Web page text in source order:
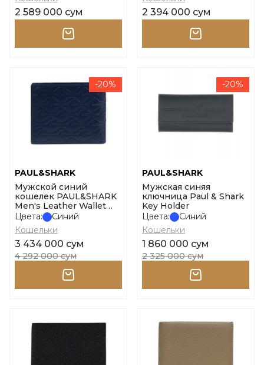
2 589 000 сум 2 394 000 сум
-20%
PAUL&SHARK
Мужской синий
кошелек PAUL&SHARK
Men's Leather Wallet
размер tgu
Цвета:
Синий
Кошельки
3 434 000 сум
4 292 000 сум
-20%
PAUL&SHARK
Мужская синяя
ключница Paul & Shark
Key Holder
Цвета:
Синий
Кошельки
1 860 000 сум
2 325 000 сум